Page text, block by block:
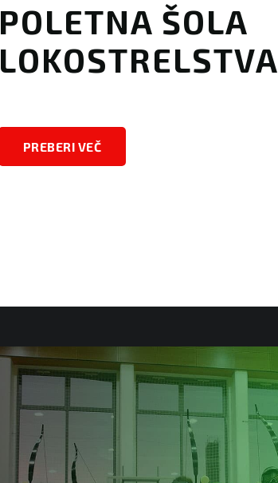
​​POLETNA ŠOLA
LOKOSTRELSTVA
PREBERI VEČ